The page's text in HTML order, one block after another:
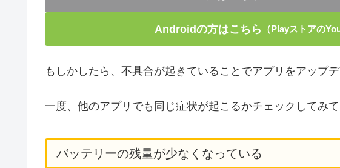
Androidの方はこちら （Playストアの
もしかしたら、不具合が起きていることでアプリをアップ
一度、他のアプリでも同じ症状が起こるかチェックしてみて
バッテリーの残量が少なくなっている